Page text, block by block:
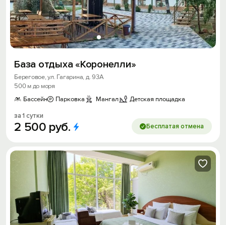
База отдыха «Коронелли»
Береговое, ул. Гагарина, д. 93А
500 м до моря
Бассейн
Парковка Мангал Детская площадка
за 1 сутки
2 500 руб. Бесплатая отмена
Скидка −5%
Хочешь дешевле? Оставь почту и получи
промокод на первое бронирование!